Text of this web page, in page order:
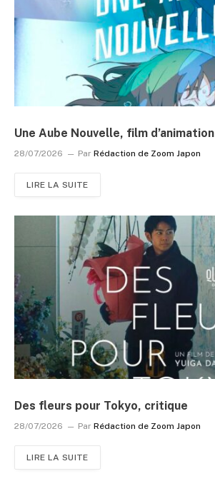
Une Aube Nouvelle, film d’animation
28/07/2026 Par Rédaction de Zoom Japon
LIRE LA SUITE
Des fleurs pour Tokyo, critique
28/07/2026 Par Rédaction de Zoom Japon
LIRE LA SUITE